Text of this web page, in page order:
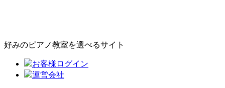
好みのピアノ教室を選べるサイト
お客様ログイン
運営会社